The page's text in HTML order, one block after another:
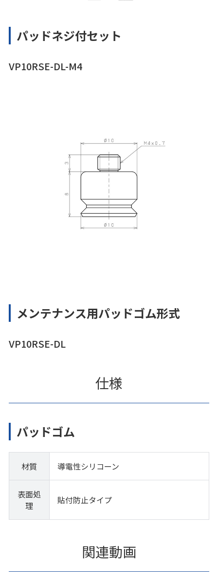
パッドネジ付セット
VP10RSE-DL-M4
メンテナンス用パッドゴム形式
VP10RSE-DL
仕様
パッドゴム
材質 導電性シリコーン
表面処
理
貼付防止タイプ
関連動画